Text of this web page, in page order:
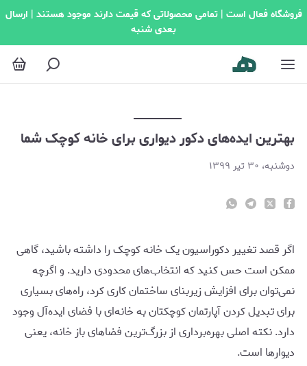
بهترین ایده‌های دکور دیواری برای خانه کوچک شما
فروشگاه فعال است | تمامی محصولاتی که قیمت دارند موجود هستند | ارسال
بعدی شنبه
بهترین ایده‌های دکور دیواری برای خانه کوچک شما
دوشنبه، ۳۰ تیر ۱۳۹۹
اگر قصد تغییر دکوراسیون یک خانه کوچک را داشته باشید، گاهی
ممکن است حس کنید که انتخاب‌های محدودی دارید. و اگرچه
نمی‌توان برای افزایش زیربنای ساختمان کاری کرد، راه‌های بسیاری
برای تبدیل کردن آپارتمان کوچکتان به خانه‌ای با فضای ایده‌آل وجود
دارد. نکته اصلی بهره‌برداری از بزرگ‌ترین فضاهای باز خانه، یعنی
دیوارها است.